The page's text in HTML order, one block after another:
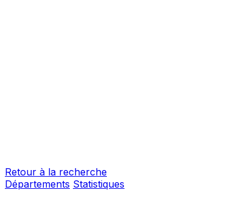
Retour à la recherche
Départements Statistiques